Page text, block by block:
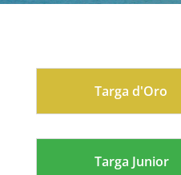
Targa d'Oro
Targa Junior